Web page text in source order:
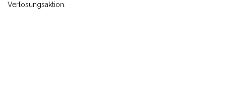
Verlosungsaktion.